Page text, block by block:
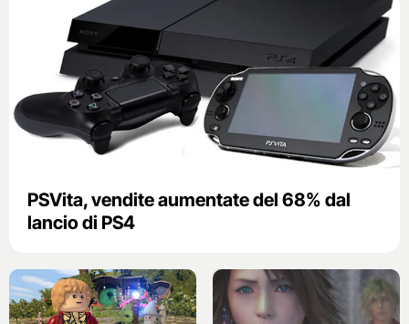
PSVita, vendite aumentate del 68% dal
lancio di PS4